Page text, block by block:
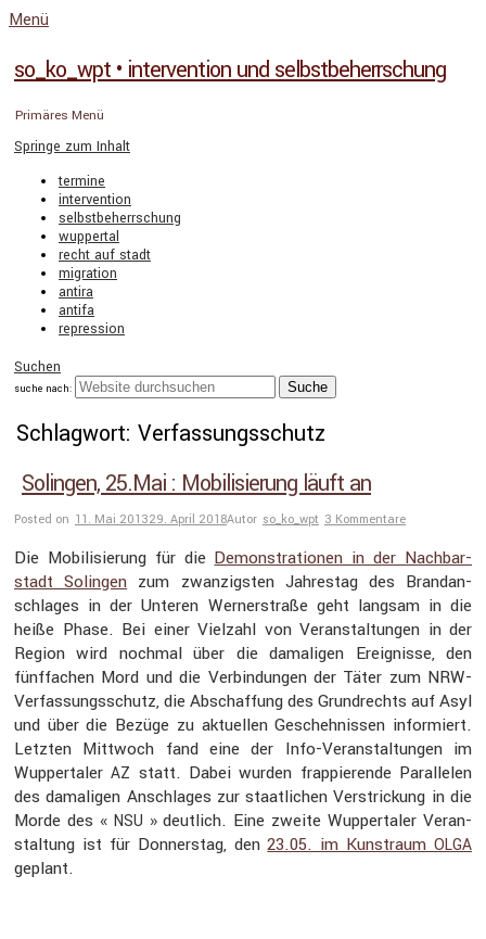
Menü
so_ko_wpt • intervention und selbstbeherrschung
Primäres Menü
Springe zum Inhalt
termine
intervention
selbstbeherrschung
wuppertal
recht auf stadt
migration
antira
antifa
repression
Suchen
suche nach:
Schlagwort: Verfassungsschutz
Solingen, 25.Mai : Mobilisierung läuft an
Posted on 11. Mai 201329. April 2018Autor so_ko_wpt 3 Kommentare
Die Mobili­sie­rung für die Demons­tra­tionen in der Nachbar­
stadt Solingen zum zwanzigsten Jahrestag des Brand­an­
schlages in der Unteren Werner­straße geht langsam in die
heiße Phase. Bei einer Vielzahl von Veran­stal­tungen in der
Region wird nochmal über die damaligen Ereig­nisse, den
fünffa­chen Mord und die Verbin­dungen der Täter zum NRW-
Verfas­sungs­schutz, die Abschaf­fung des Grund­rechts auf Asyl
und über die Bezüge zu aktuellen Gescheh­nissen infor­miert.
Letzten Mittwoch fand eine der Info-Veran­stal­tungen im
Wupper­talerAZ statt. Dabei wurden frappie­rende Paral­lelen
des damaligen Anschlages zur staat­li­chen Verstri­ckung in die
Morde des « NSU » deutlich. Eine zweite Wupper­taler Veran­
stal­tung ist für Donnerstag, den23.05. im Kunst­raum OLGA
geplant.